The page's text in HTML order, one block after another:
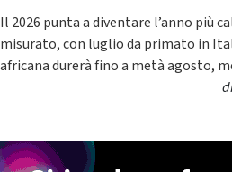
Il 2026 punta a diventare l’anno più
misurato, con luglio da primato in
africana durerà fino a metà agosto,